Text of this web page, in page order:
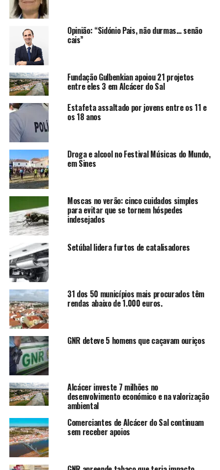
Opinião: “Sidónio Pais, não durmas… senão
cais”
Fundação Gulbenkian apoiou 21 projetos
entre eles 3 em Alcácer do Sal
Estafeta assaltado por jovens entre os 11 e
os 18 anos
Droga e alcool no Festival Músicas do Mundo,
em Sines
Moscas no verão: cinco cuidados simples
para evitar que se tornem hóspedes
indesejados
Setúbal lidera furtos de catalisadores
31 dos 50 municípios mais procurados têm
rendas abaixo de 1.000 euros.
GNR deteve 5 homens que caçavam ouriços
Alcácer investe 7 milhões no
desenvolvimento económico e na valorização
ambiental
Comerciantes de Alcácer do Sal continuam
sem receber apoios